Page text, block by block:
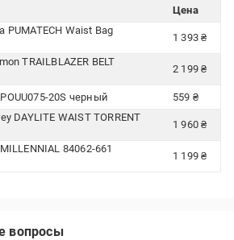
Цена
PUMATECH Waist Bag
1 393 ₴
TRAILBLAZER BELT
2 199 ₴
20S черный
559 ₴
DAYLITE WAIST TORRENT
1 960 ₴
84062-661
1 199 ₴
вопросы